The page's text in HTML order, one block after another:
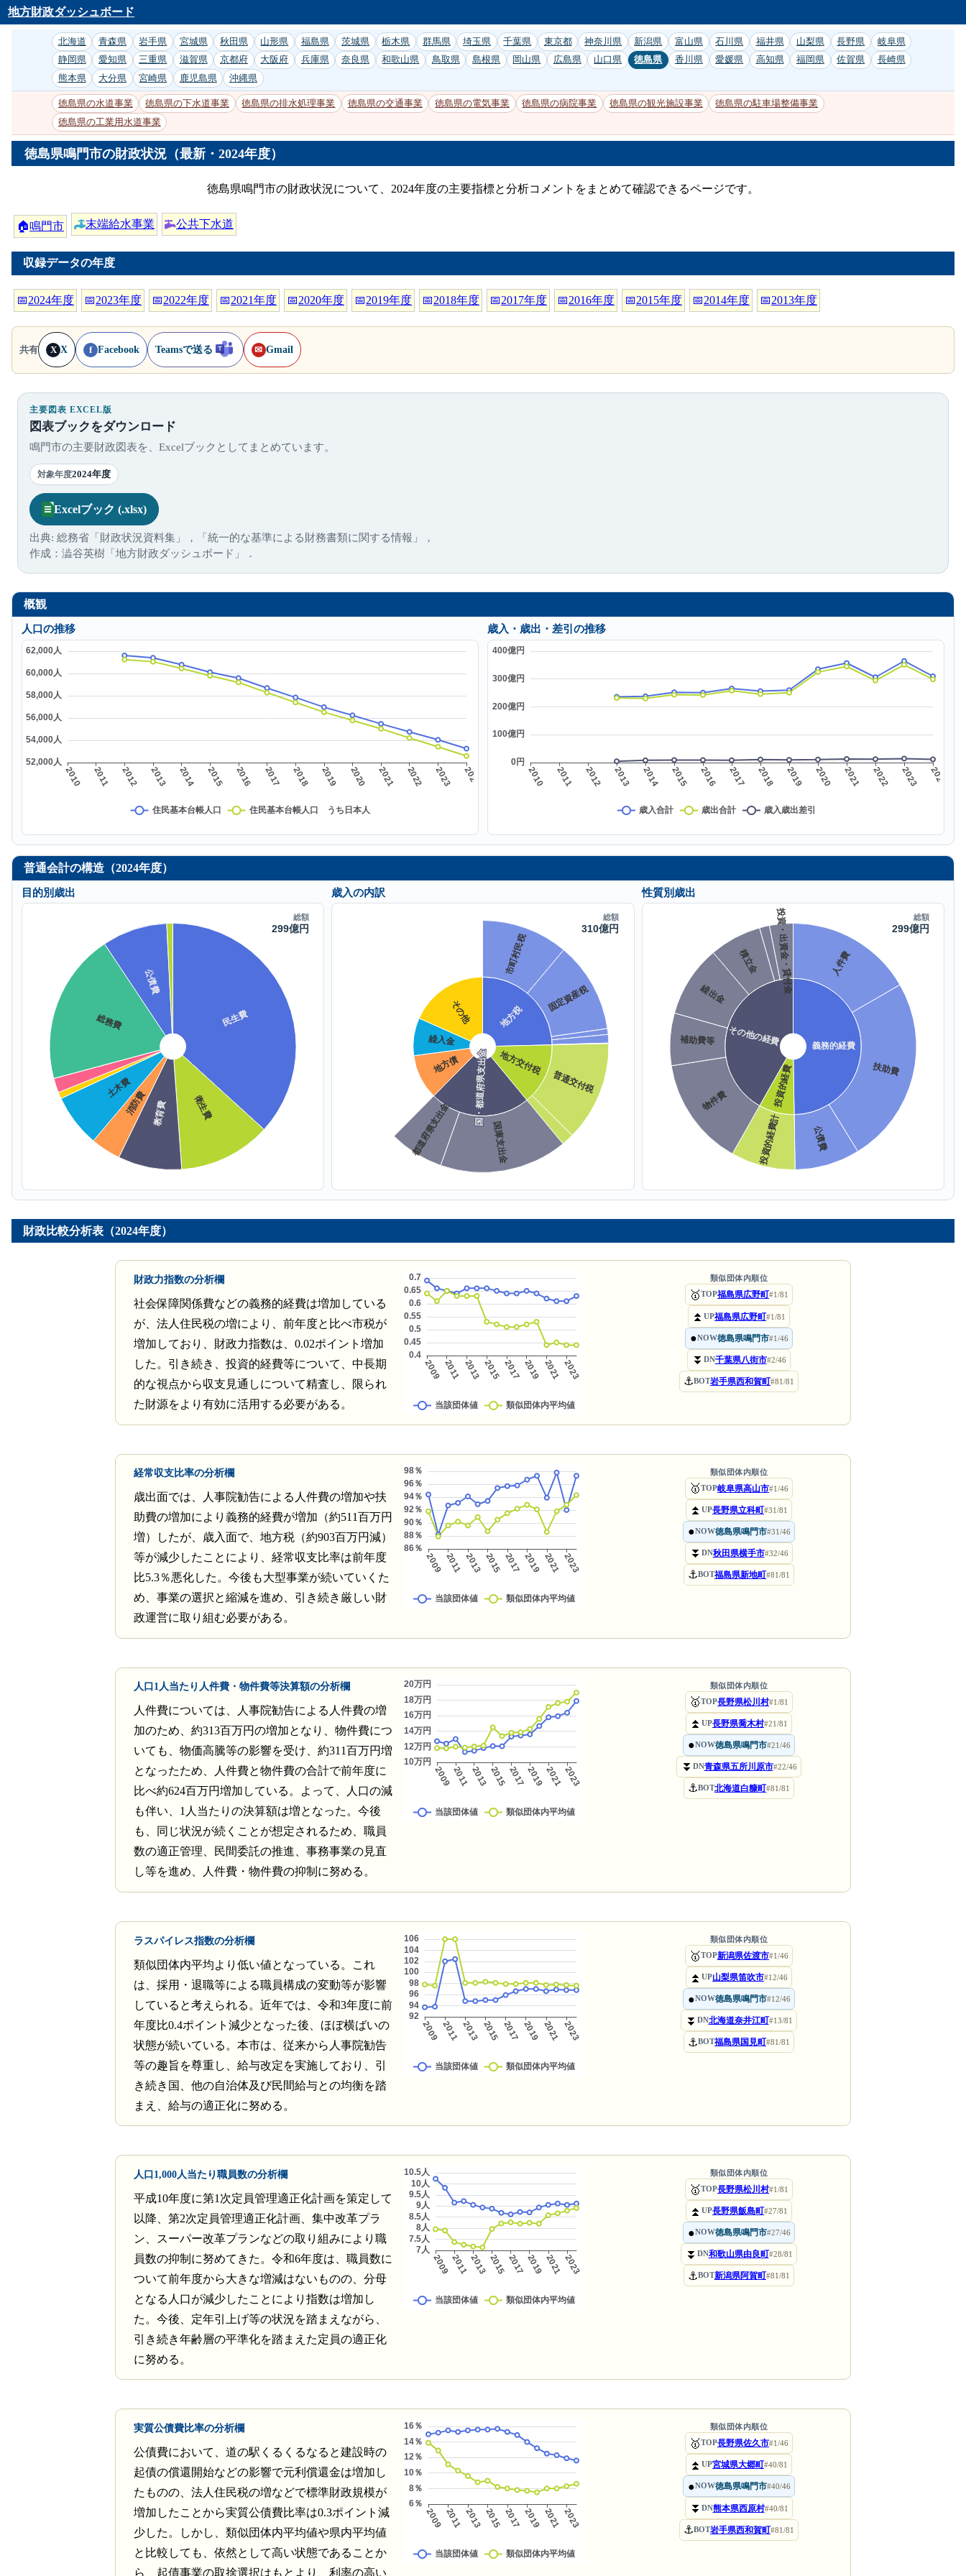
地方財政ダッシュボード
北海道 青森県 岩手県 宮城県 秋田県 山形県 福島県 茨城県 栃木県 群馬県 埼玉県 千葉県 東京都 神奈川県 新潟県 富山県 石川県 福井県 山梨県 長野県
岐阜県
静岡県
愛知県 三重県 滋賀県 京都府 大阪府 兵庫県 奈良県 和歌山県 鳥取県 島根県 岡山県 広島県 山口県 徳島県 香川県 愛媛県 高知県 福岡県 佐賀県
長崎県
熊本県
大分県 宮崎県 鹿児島県 沖縄県
徳島県の水道事業 徳島県の下水道事業 徳島県の排水処理事業 徳島県の交通事業 徳島県の電気事業 徳島県の病院事業 徳島県の観光施設事業
徳島県の駐車場整備事業
徳島県の工業用水道事業
徳島県鳴門市の財政状況（最新・2024年度）
徳島県鳴門市の財政状況について、2024年度の主要指標と分析コメントをまとめて確認できるページです。
🏠鳴門市 末端給水事業 公共下水道
収録データの年度
📅2024年度 📅2023年度 📅2022年度 📅2021年度 📅2020年度 📅2019年度 📅2018年度 📅2017年度 📅2016年度 📅2015年度 📅2014年度 📅2013年度
共有 X X f Facebook Teamsで送る ✉ Gmail
主要図表 EXCEL版
図表ブックをダウンロード
鳴門市の主要財政図表を、Excelブックとしてまとめています。
対象年度2024年度
Excelブック (.xlsx)
出典: 総務省「財政状況資料集」，「統一的な基準による財務書類に関する情報」，
作成：澁谷英樹「地方財政ダッシュボード」．
概観
人口の推移
歳入・歳出・差引の推移
普通会計の構造（2024年度）
目的別歳出
歳入の内訳 性質別歳出
財政比較分析表（2024年度）
財政力指数の分析欄
社会保障関係費などの義務的経費は増加している
が、法人住民税の増により、前年度と比べ市税が
増加しており、財政力指数は、0.02ポイント増加
した。引き続き、投資的経費等について、中長期
的な視点から収支見通しについて精査し、限られ
た財源をより有効に活用する必要がある。
類似団体内順位
🥇TOP福島県広野町#1/81
⏫ UP福島県広野町#1/81
●NOW徳島県鳴門市#1/46
⏬ DN千葉県八街市#2/46
⚓BOT岩手県西和賀町#81/81
経常収支比率の分析欄
歳出面では、人事院勧告による人件費の増加や扶
助費の増加により義務的経費が増加（約511百万円
増）したが、歳入面で、地方税（約903百万円減）
等が減少したことにより、経常収支比率は前年度
比5.3％悪化した。今後も大型事業が続いていくた
め、事業の選択と縮減を進め、引き続き厳しい財
政運営に取り組む必要がある。
類似団体内順位
🥇TOP岐阜県高山市#1/46
⏫ UP長野県立科町#31/81
●NOW徳島県鳴門市#31/46
⏬ DN秋田県横手市#32/46
⚓BOT福島県新地町#81/81
人口1人当たり人件費・物件費等決算額の分析欄
人件費については、人事院勧告による人件費の増
加のため、約313百万円の増加となり、物件費につ
いても、物価高騰等の影響を受け、約311百万円増
となったため、人件費と物件費の合計で前年度に
比べ約624百万円増加している。よって、人口の減
も伴い、1人当たりの決算額は増となった。今後
も、同じ状況が続くことが想定されるため、職員
数の適正管理、民間委託の推進、事務事業の見直
し等を進め、人件費・物件費の抑制に努める。
類似団体内順位
🥇TOP長野県松川村#1/81
⏫ UP長野県喬木村#21/81
●NOW徳島県鳴門市#21/46
⏬ DN青森県五所川原市#22/46
⚓BOT北海道白糠町#81/81
ラスパイレス指数の分析欄
類似団体内平均より低い値となっている。これ
は、採用・退職等による職員構成の変動等が影響
していると考えられる。近年では、令和3年度に前
年度比0.4ポイント減少となった後、ほぼ横ばいの
状態が続いている。本市は、従来から人事院勧告
等の趣旨を尊重し、給与改定を実施しており、引
き続き国、他の自治体及び民間給与との均衡を踏
まえ、給与の適正化に努める。
類似団体内順位
🥇TOP新潟県佐渡市#1/46
⏫ UP山梨県笛吹市#12/46
●NOW徳島県鳴門市#12/46
⏬ DN北海道奈井江町#13/81
⚓BOT福島県国見町#81/81
人口1,000人当たり職員数の分析欄
平成10年度に第1次定員管理適正化計画を策定して
以降、第2次定員管理適正化計画、集中改革プラ
ン、スーパー改革プランなどの取り組みにより職
員数の抑制に努めてきた。令和6年度は、職員数に
ついて前年度から大きな増減はないものの、分母
となる人口が減少したことにより指数は増加し
た。今後、定年引上げ等の状況を踏まえながら、
引き続き年齢層の平準化を踏まえた定員の適正化
に努める。
類似団体内順位
🥇TOP長野県松川村#1/81
⏫ UP長野県飯島町#27/81
●NOW徳島県鳴門市#27/46
⏬ DN和歌山県由良町#28/81
⚓BOT新潟県阿賀町#81/81
実質公債費比率の分析欄
公債費において、道の駅くるくるなると建設時の
起債の償還開始などの影響で元利償還金は増加し
たものの、法人住民税の増などで標準財政規模が
増加したことから実質公債費比率は0.3ポイント減
少した。しかし、類似団体内平均値や県内平均値
と比較しても、依然として高い状態であることか
ら、起債事業の取捨選択はもとより、利率の高い
類似団体内順位
🥇TOP長野県佐久市#1/46
⏫ UP宮城県大郷町#40/81
●NOW徳島県鳴門市#40/46
⏬ DN熊本県西原村#40/81
⚓BOT岩手県西和賀町#81/81